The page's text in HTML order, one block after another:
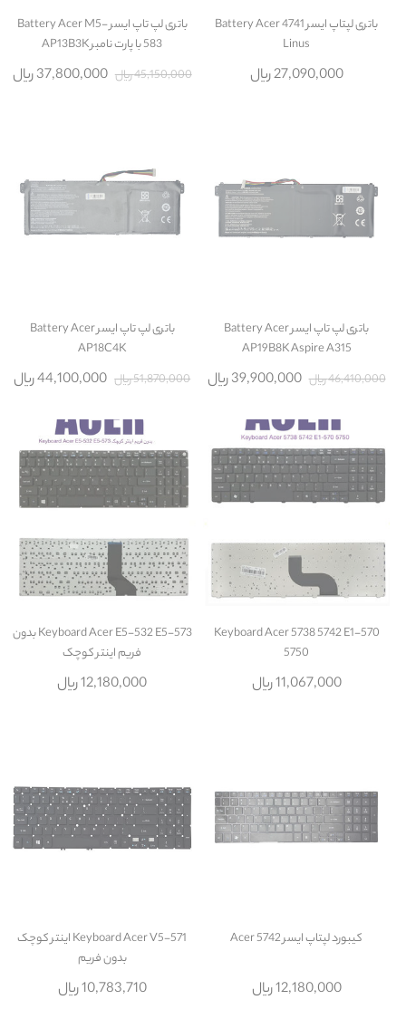
باتری لپتاپ ایسر Battery Acer 4741
Linus
27,090,000 ریال
باتری لپ تاپ ایسر Battery Acer M5-
583 با پارت نامبر AP13B3K
45,150,000 ریال
37,800,000 ریال
باتری لپ تاپ ایسر Battery Acer
AP19B8K Aspire A315
46,410,000 ریال
39,900,000 ریال
باتری لپ تاپ ایسر Battery Acer
AP18C4K
51,870,000 ریال
44,100,000 ریال
Keyboard Acer 5738 5742 E1-570
5750
11,067,000 ریال
Keyboard Acer E5-532 E5-573 بدون
فريم اينتر کوچک
12,180,000 ریال
کیبورد لپتاپ ایسر Acer 5742
12,180,000 ریال
Keyboard Acer V5-571 اينتر کوچک
بدون فريم
10,783,710 ریال